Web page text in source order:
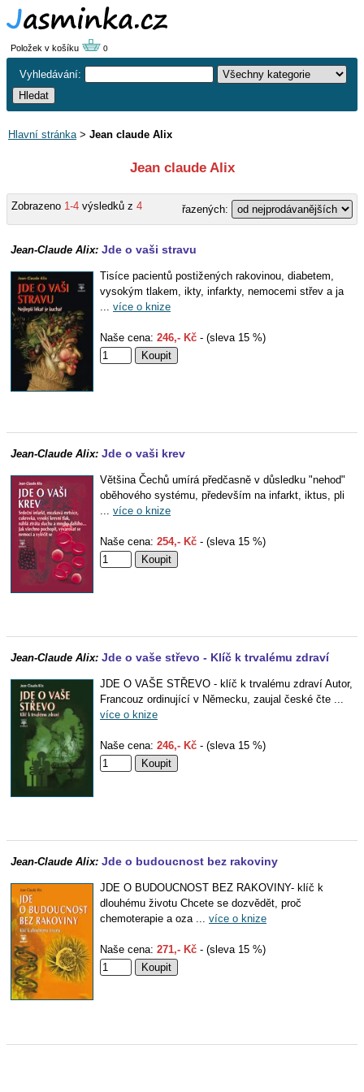
Položek v košíku 0
Vyhledávání:
Hlavní stránka> Jean claude Alix
Jean claude Alix
Zobrazeno 1-4 výsledků z 4 řazených:
Jean-Claude Alix: Jde o vaši stravu
Tisíce pacientů postižených rakovinou, diabetem,
vysokým tlakem, ikty, infarkty, nemocemi střev a ja
... více o knize
Naše cena: 246,- Kč - (sleva 15 %)
Jean-Claude Alix: Jde o vaši krev
Většina Čechů umírá předčasně v důsledku "nehod"
oběhového systému, především na infarkt, iktus, pli
... více o knize
Naše cena: 254,- Kč - (sleva 15 %)
Jean-Claude Alix: Jde o vaše střevo - Klíč k trvalému zdraví
JDE O VAŠE STŘEVO - klíč k trvalému zdraví Autor,
Francouz ordinující v Německu, zaujal české čte ...
více o knize
Naše cena: 246,- Kč - (sleva 15 %)
Jean-Claude Alix: Jde o budoucnost bez rakoviny
JDE O BUDOUCNOST BEZ RAKOVINY- klíč k
dlouhému životu Chcete se dozvědět, proč
chemoterapie a oza ... více o knize
Naše cena: 271,- Kč - (sleva 15 %)